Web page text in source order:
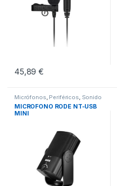
45,89€
Micrófonos, Periféricos, Sonido
MICROFONO RODE NT-USB
MINI